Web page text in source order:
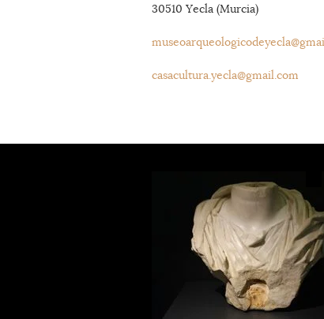
30510 Yecla (Murcia)
casacultura.yecla@gmail.com